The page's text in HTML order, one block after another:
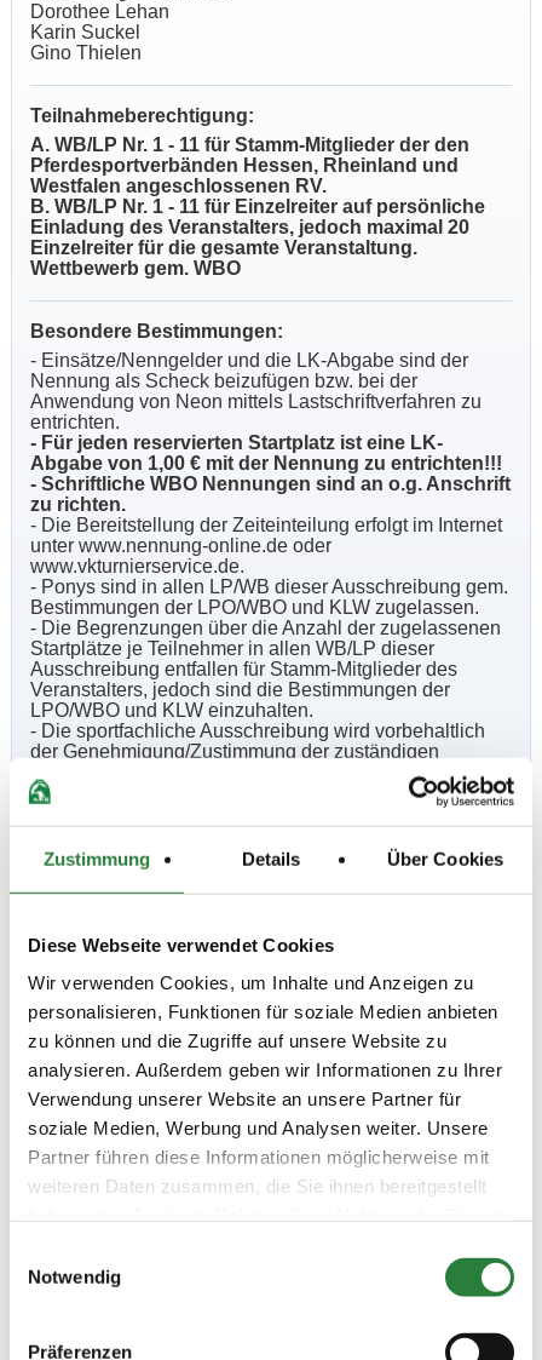
Zustimmung Details Über Cookies
Diese Webseite verwendet Cookies
Wir verwenden Cookies, um Inhalte und Anzeigen zu
personalisieren, Funktionen für soziale Medien anbieten
zu können und die Zugriffe auf unsere Website zu
analysieren. Außerdem geben wir Informationen zu Ihrer
Verwendung unserer Website an unsere Partner für
soziale Medien, Werbung und Analysen weiter. Unsere
Partner führen diese Informationen möglicherweise mit
weiteren Daten zusammen, die Sie ihnen bereitgestellt
Notwendig
Präferenzen
Dorothee Lehan
Karin Suckel
Gino Thielen
Teilnahmeberechtigung:
A. WB/LP Nr. 1 - 11 für Stamm-Mitglieder der den
Pferdesportverbänden Hessen, Rheinland und
Westfalen angeschlossenen RV.
B. WB/LP Nr. 1 - 11 für Einzelreiter auf persönliche
Einladung des Veranstalters, jedoch maximal 20
Einzelreiter für die gesamte Veranstaltung.
Wettbewerb gem. WBO
Besondere Bestimmungen:
- Einsätze/Nenngelder und die LK-Abgabe sind der
Nennung als Scheck beizufügen bzw. bei der
Anwendung von Neon mittels Lastschriftverfahren zu
entrichten.
- Für jeden reservierten Startplatz ist eine LK-
Abgabe von 1,00 € mit der Nennung zu entrichten!!!
- Schriftliche WBO Nennungen sind an o.g. Anschrift
zu richten.
- Die Bereitstellung der Zeiteinteilung erfolgt im Internet
unter www.nennung-online.de oder
www.vkturnierservice.de.
- Ponys sind in allen LP/WB dieser Ausschreibung gem.
Bestimmungen der LPO/WBO und KLW zugelassen.
- Die Begrenzungen über die Anzahl der zugelassenen
Startplätze je Teilnehmer in allen WB/LP dieser
Ausschreibung entfallen für Stamm-Mitglieder des
Veranstalters, jedoch sind die Bestimmungen der
LPO/WBO und KLW einzuhalten.
- Die sportfachliche Ausschreibung wird vorbehaltlich
der Genehmigung/Zustimmung der zuständigen
Behörde (Ordnungs-/Gesundheitsamt) genehmigt.
- Bei dieser Veranstaltung steht ein HufschmiedNICHT
Beschaffenheit der Plätze:
Vorbereitungsplatz 20 x 40 m (Sand).
Withautt, Raumbergweg 1, 59929 Brilon.
Vorläufige Zeitenteilung:
Sa. vorm.: 4,5; nachm.: 6,7,9
So. vorm.: 1,2,3,8; nachm.: 10,11